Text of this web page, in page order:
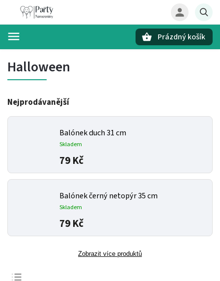
Prázdný košík
Halloween
Nejprodávanější
Balónek duch 31 cm
Skladem
79 Kč
Balónek černý netopýr 35 cm
Skladem
79 Kč
Zobrazit více produktů